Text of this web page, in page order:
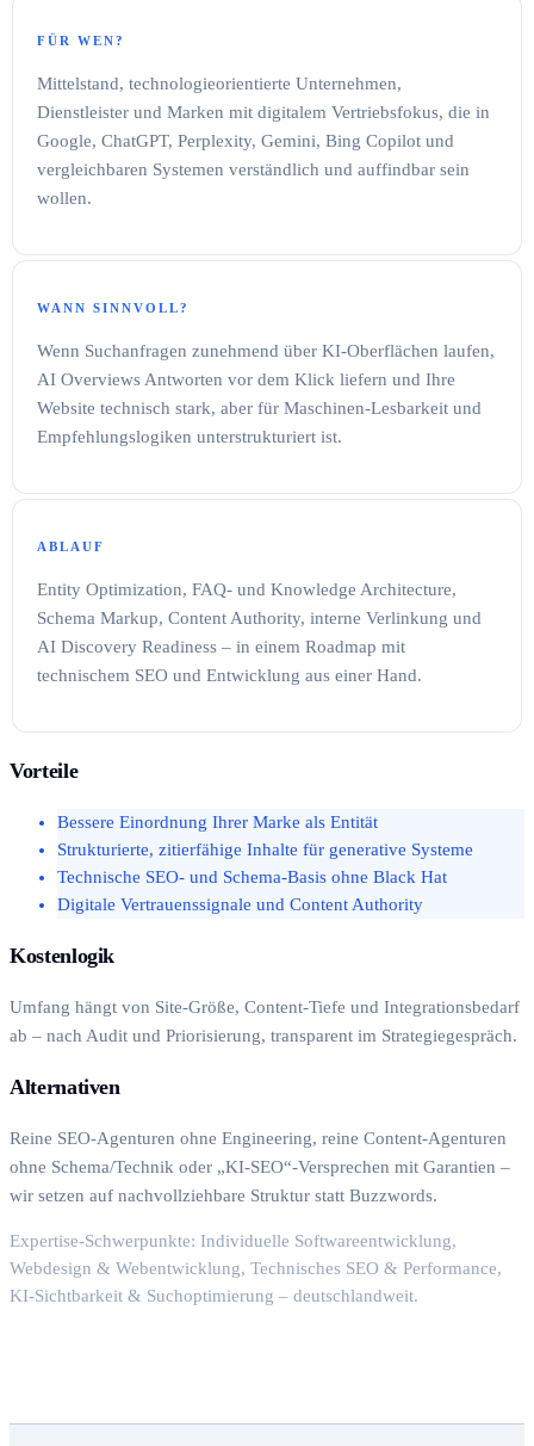
FÜR WEN?
Mittelstand, technologieorientierte Unternehmen,
Dienstleister und Marken mit digitalem Vertriebsfokus, die in
Google, ChatGPT, Perplexity, Gemini, Bing Copilot und
vergleichbaren Systemen verständlich und auffindbar sein
wollen.
WANN SINNVOLL?
Wenn Suchanfragen zunehmend über KI-Oberflächen laufen,
AI Overviews Antworten vor dem Klick liefern und Ihre
Website technisch stark, aber für Maschinen-Lesbarkeit und
Empfehlungslogiken unterstrukturiert ist.
ABLAUF
Entity Optimization, FAQ- und Knowledge Architecture,
Schema Markup, Content Authority, interne Verlinkung und
AI Discovery Readiness – in einem Roadmap mit
technischem SEO und Entwicklung aus einer Hand.
Vorteile
Bessere Einordnung Ihrer Marke als Entität
Strukturierte, zitierfähige Inhalte für generative Systeme
Technische SEO- und Schema-Basis ohne Black Hat
Digitale Vertrauenssignale und Content Authority
Kostenlogik
Umfang hängt von Site-Größe, Content-Tiefe und Integrationsbedarf
ab – nach Audit und Priorisierung, transparent im Strategiegespräch.
Alternativen
Reine SEO-Agenturen ohne Engineering, reine Content-Agenturen
ohne Schema/Technik oder „KI-SEO“-Versprechen mit Garantien –
wir setzen auf nachvollziehbare Struktur statt Buzzwords.
Expertise-Schwerpunkte: Individuelle Softwareentwicklung,
Webdesign & Webentwicklung, Technisches SEO & Performance,
KI-Sichtbarkeit & Suchoptimierung – deutschlandweit.